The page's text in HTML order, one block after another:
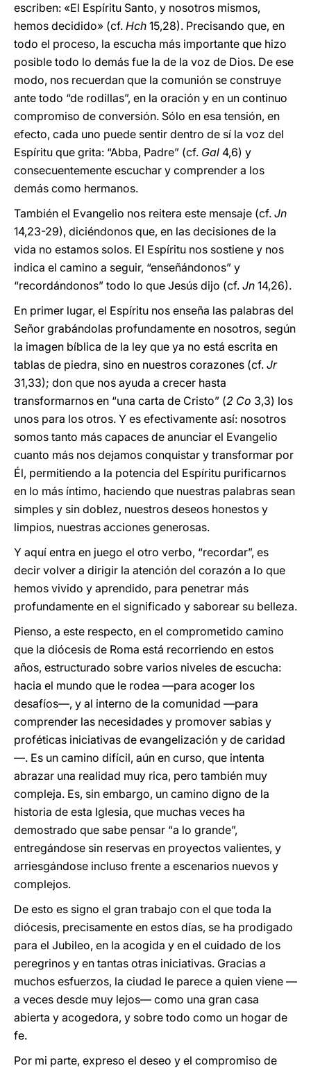
escriben: «El Espíritu Santo, y nosotros mismos,
hemos decidido» (cf. Hch 15,28). Precisando que, en
todo el proceso, la escucha más importante que hizo
posible todo lo demás fue la de la voz de Dios. De ese
modo, nos recuerdan que la comunión se construye
ante todo “de rodillas”, en la oración y en un continuo
compromiso de conversión. Sólo en esa tensión, en
efecto, cada uno puede sentir dentro de sí la voz del
Espíritu que grita: “Abba, Padre” (cf. Gal 4,6) y
consecuentemente escuchar y comprender a los
demás como hermanos.
También el Evangelio nos reitera este mensaje (cf. Jn
14,23-29), diciéndonos que, en las decisiones de la
vida no estamos solos. El Espíritu nos sostiene y nos
indica el camino a seguir, “enseñándonos” y
“recordándonos” todo lo que Jesús dijo (cf. Jn 14,26).
En primer lugar, el Espíritu nos enseña las palabras del
Señor grabándolas profundamente en nosotros, según
la imagen bíblica de la ley que ya no está escrita en
tablas de piedra, sino en nuestros corazones (cf. Jr
31,33); don que nos ayuda a crecer hasta
transformarnos en “una carta de Cristo” (2 Co 3,3) los
unos para los otros. Y es efectivamente así: nosotros
somos tanto más capaces de anunciar el Evangelio
cuanto más nos dejamos conquistar y transformar por
Él, permitiendo a la potencia del Espíritu purificarnos
en lo más íntimo, haciendo que nuestras palabras sean
simples y sin doblez, nuestros deseos honestos y
limpios, nuestras acciones generosas.
Y aquí entra en juego el otro verbo, “recordar”, es
decir volver a dirigir la atención del corazón a lo que
hemos vivido y aprendido, para penetrar más
profundamente en el significado y saborear su belleza.
Pienso, a este respecto, en el comprometido camino
que la diócesis de Roma está recorriendo en estos
años, estructurado sobre varios niveles de escucha:
hacia el mundo que le rodea —para acoger los
desafíos—, y al interno de la comunidad —para
comprender las necesidades y promover sabias y
proféticas iniciativas de evangelización y de caridad
—. Es un camino difícil, aún en curso, que intenta
abrazar una realidad muy rica, pero también muy
compleja. Es, sin embargo, un camino digno de la
historia de esta Iglesia, que muchas veces ha
demostrado que sabe pensar “a lo grande”,
entregándose sin reservas en proyectos valientes, y
arriesgándose incluso frente a escenarios nuevos y
complejos.
De esto es signo el gran trabajo con el que toda la
diócesis, precisamente en estos días, se ha prodigado
para el Jubileo, en la acogida y en el cuidado de los
peregrinos y en tantas otras iniciativas. Gracias a
muchos esfuerzos, la ciudad le parece a quien viene —
a veces desde muy lejos— como una gran casa
abierta y acogedora, y sobre todo como un hogar de
fe.
Por mi parte, expreso el deseo y el compromiso de